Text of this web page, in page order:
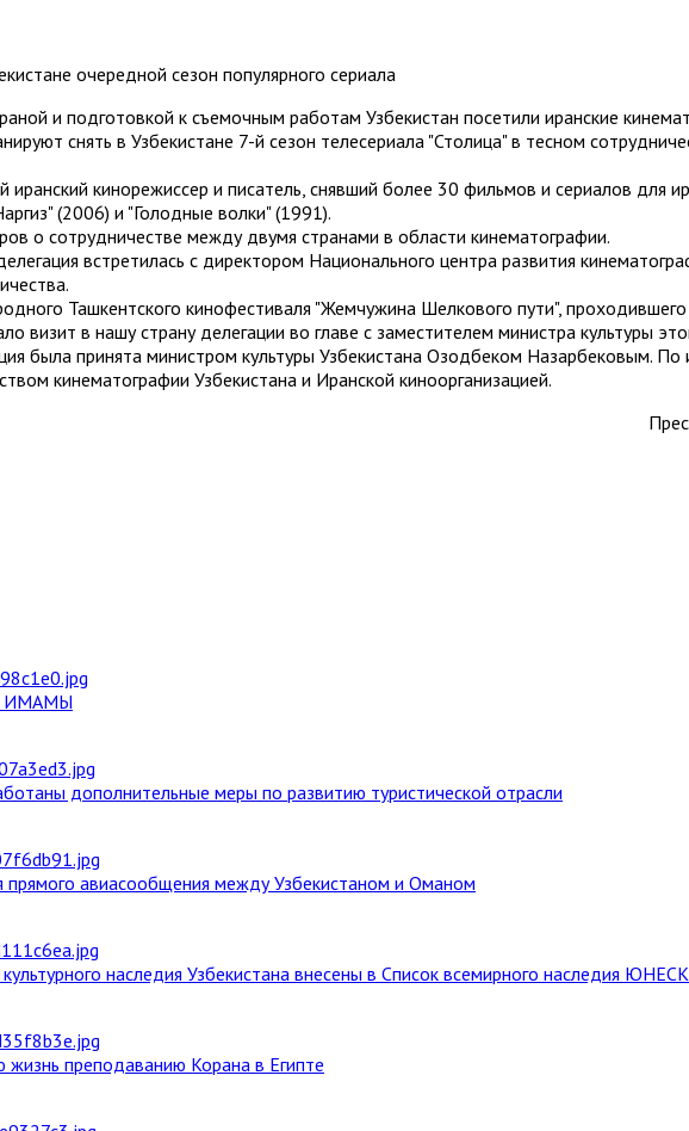
и подготовкой к съемочным работам Узбекистан посетили иранские
снять в Узбекистане 7-й сезон телесериала "Столица" в тесном
кинорежиссер и писатель, снявший более 30 фильмов и сериалов для
(2006) и "Голодные волки" (1991).
о сотрудничестве между двумя странами в области кинематографии.
встретилась с директором Национального центра развития
Ташкентского кинофестиваля "Жемчужина Шелкового пути",
визит в нашу страну делегации во главе с заместителем министра культуры
была принята министром культуры Узбекистана Озодбеком Назарбековым. По
кинематографии Узбекистана и Иранской киноорганизацией.
ИМАМЫ
дополнительные меры по развитию туристической отрасли
авиасообщения между Узбекистаном и Оманом
наследия Узбекистана внесены в Список всемирного наследия
преподаванию Корана в Египте